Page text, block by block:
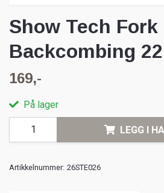
Show Tech
Backcombing
169,-
På lager
LEGG I
Artikkelnummer: 26STE026